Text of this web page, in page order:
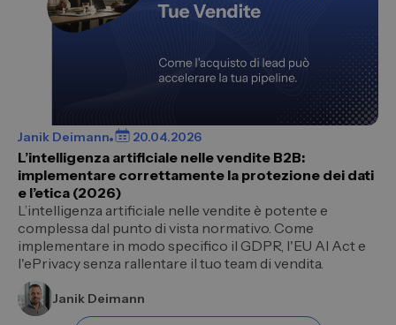
Janik Deimann 20.04.2026
L’intelligenza artificiale nelle vendite B2B:
implementare correttamente la protezione dei dati
e l’etica (2026)
L’intelligenza artificiale nelle vendite è potente e
complessa dal punto di vista normativo. Come
implementare in modo specifico il GDPR, l'EU AI Act e
l'ePrivacy senza rallentare il tuo team di vendita.
Janik Deimann